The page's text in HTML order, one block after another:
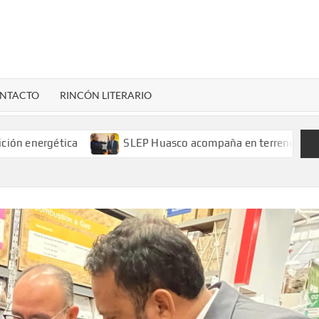
RINCÓN LITERARIO
SLEP Huasco acompaña en terreno el retorno a